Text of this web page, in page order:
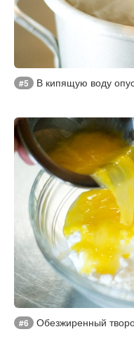
#5 В кипящую воду
#6 Обезжиренный